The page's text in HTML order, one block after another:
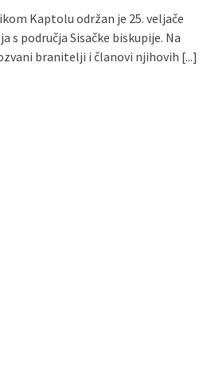
Kaptolu održan je 25. veljače
s područja Sisačke biskupije. Na
branitelji i članovi njihovih [...]